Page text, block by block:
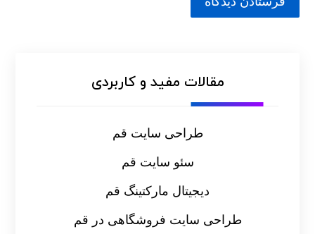
مقالات مفید و کاربردی
طراحی سایت قم
سئو سایت قم
دیجیتال مارکتینگ قم
طراحی سایت فروشگاهی در قم